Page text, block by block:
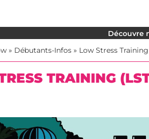
Découvre
» Débutants-Infos » Low Stress
TRAINING